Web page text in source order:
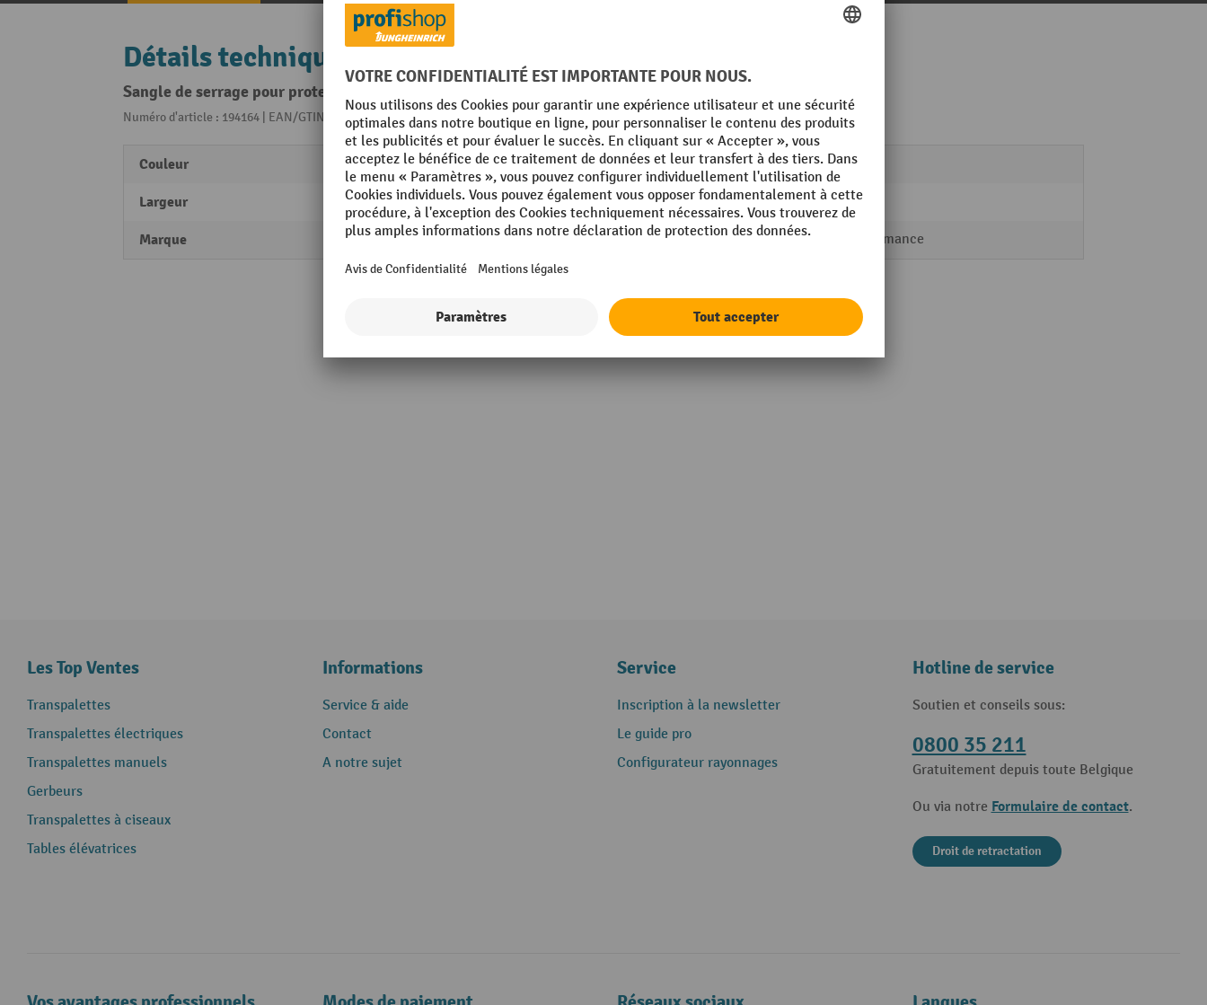
Détails techniques
Sangle de serrage pour protection anticollision de colonne MORAVIA, 1 pc/UV
Numéro d'article : 194164 | EAN/GTIN: 4055381571867De la catégorie :Protections de poteaux
Couleur noir
Largeur 4000 mm
Marque MORAVIA
Matériau Nylon
Poids propre 0,3 kg
Rubrique Performance
Les Top Ventes
Transpalettes
Transpalettes électriques
Transpalettes manuels
Gerbeurs
Transpalettes à ciseaux
Tables élévatrices
Informations
Service & aide
Contact
A notre sujet
Service
Inscription à la newsletter
Le guide pro
Configurateur rayonnages
Hotline de service
Soutien et conseils sous:
0800 35 211
Gratuitement depuis toute Belgique
Ou via notre Formulaire de contact.
Droit de retractation